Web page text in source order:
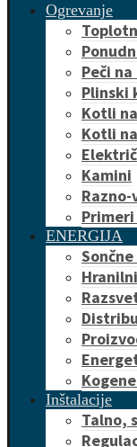
Ogrevanje
Peči
Plinski
Kotli
Kotli
Kamini
ENERGIJA
Inštalacije
Talno,